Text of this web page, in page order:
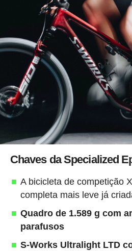
Chaves da Specialized
A bicicleta de competição
completa mais leve já
Quadro de 1.589 g com
parafusos
S-Works Ultralight LTD